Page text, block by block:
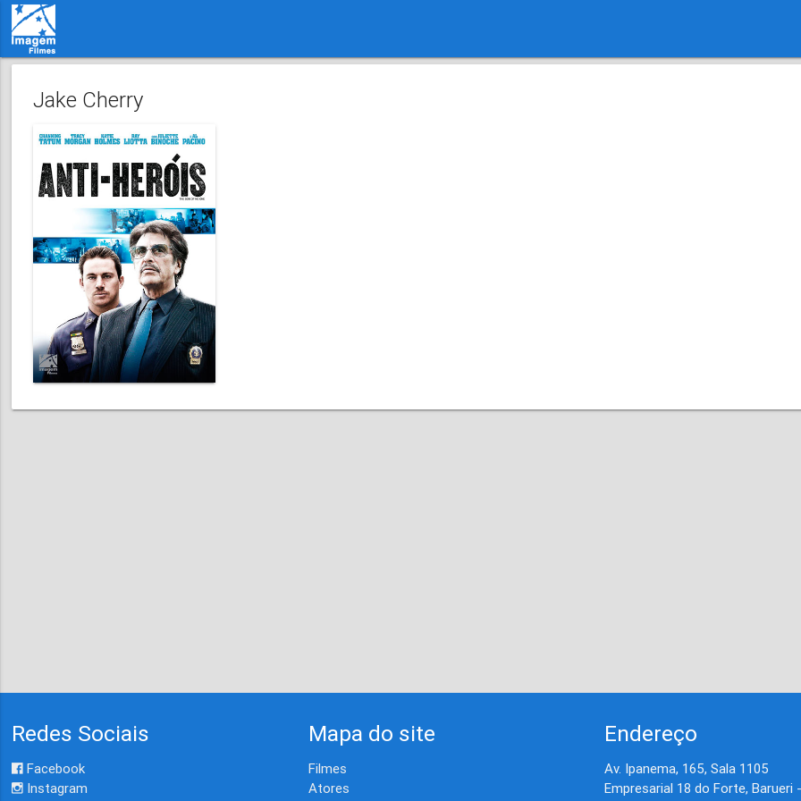
Jake Cherry
Redes Sociais
Facebook
Instagram
Mapa do site
Filmes
Atores
Endereço
Av. Ipanema, 165, Sala 1105
Empresarial 18 do Forte, Barueri